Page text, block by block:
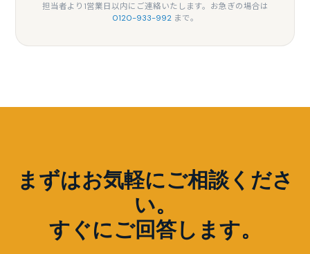
担当者より1営業日以内にご連絡いたします。お急ぎの場合は
0120-933-992まで。
まずはお気軽にご相談くださ
い。
すぐにご回答します。